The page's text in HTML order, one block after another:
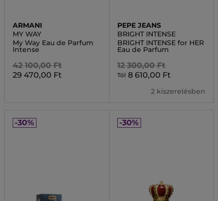
ARMANI
MY WAY
My Way Eau de Parfum
Intense
42 100,00 Ft
29 470,00 Ft
PEPE JEANS
BRIGHT INTENSE
BRIGHT INTENSE for HER
Eau de Parfum
12 300,00 Ft
Tól 8 610,00 Ft
2 kiszerelésben
-30% -30%